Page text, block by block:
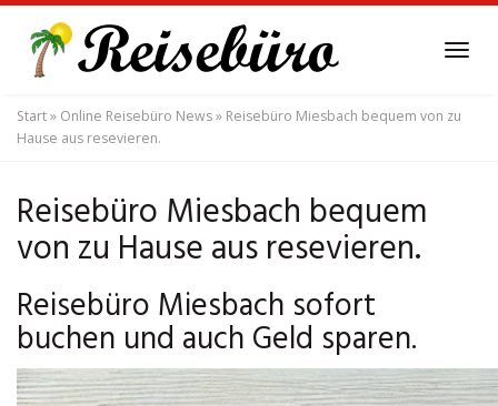
main
content
Start» Online Reisebüro News» Reisebüro Miesbach bequem von zu
Hause aus resevieren.
Reisebüro Miesbach bequem
von zu Hause aus resevieren.
Reisebüro Miesbach sofort
buchen und auch Geld sparen.